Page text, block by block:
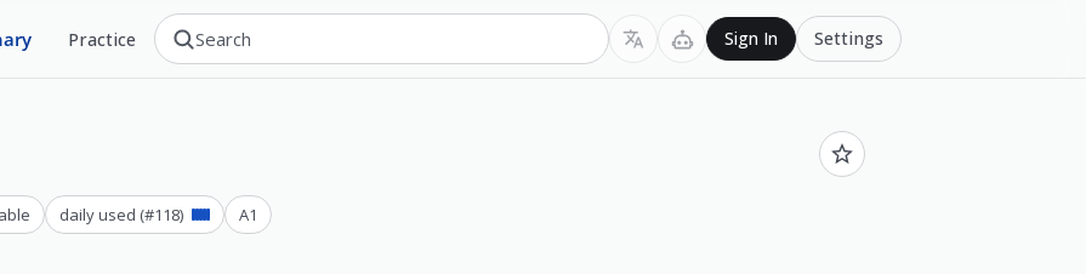
Practice Sign In Settings
daily used (#118) A1